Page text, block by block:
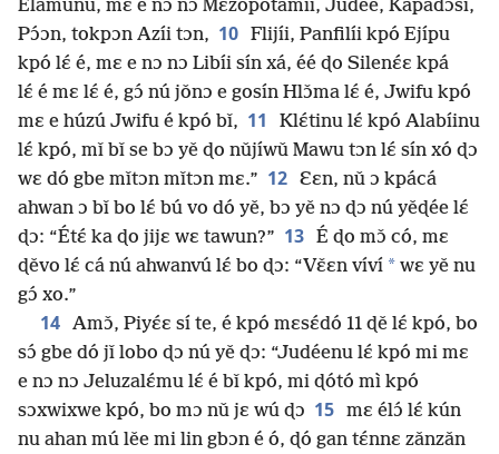
Elámunu, mɛ e nɔ nɔ Mɛzopotamíi, Judée, Kapadɔ́si,
Pɔ́ɔn, tokpɔn Azíi tɔn, 10 Flijíi, Panfilíi kpó Ejípu
kpó lɛ́ é, mɛ e nɔ nɔ Libíi sín xá, éé ɖo Silenɛ́ɛ kpá
lɛ́ é mɛ lɛ́ é, gɔ́ nú jǒnɔ e gosín Hlɔ̌ma lɛ́ é, Jwifu kpó
mɛ e húzú Jwifu é kpó bǐ, 11
Klɛ́tinu lɛ́ kpó Alabíinu
lɛ́ kpó, mǐ bǐ se bɔ yě ɖo nǔjíwǔ Mawu tɔn lɛ́ sín xó ɖɔ
wɛ dó gbe mǐtɔn mǐtɔn mɛ.” 12 Ɛɛn, nǔ ɔ kpácá
ahwan ɔ bǐ bo lɛ́ bú vo dó yě, bɔ yě nɔ ɖɔ nú yěɖée lɛ́
ɖɔ: “Étɛ́ ka ɖo jijɛ wɛ tawun?” 13 É ɖo mɔ̌ có, mɛ
ɖěvo lɛ́ cá nú ahwanvú lɛ́ bo ɖɔ: “Vɛ̌ɛn víví * wɛ yě nu
gɔ́ xo.”
14 Amɔ̌, Piyɛ́ɛ sí te, é kpó mɛsɛ́dó 11 ɖě lɛ́ kpó, bo
sɔ́ gbe dó jǐ lobo ɖɔ nú yě ɖɔ: “Judéenu lɛ́ kpó mi mɛ
e nɔ nɔ Jeluzalɛ́mu lɛ́ é bǐ kpó, mi ɖótó mì kpó
sɔxwixwe kpó, bo mɔ nǔ jɛ wú ɖɔ 15 mɛ élɔ́ lɛ́ kún
nu ahan mú lěe mi lin gbɔn é ó, ɖó gan tɛ́nnɛ zǎnzǎn